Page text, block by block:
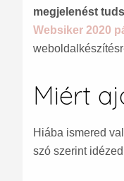
megjelenést
Websiker 2020
Miért
Hiába ismered
szó szerint